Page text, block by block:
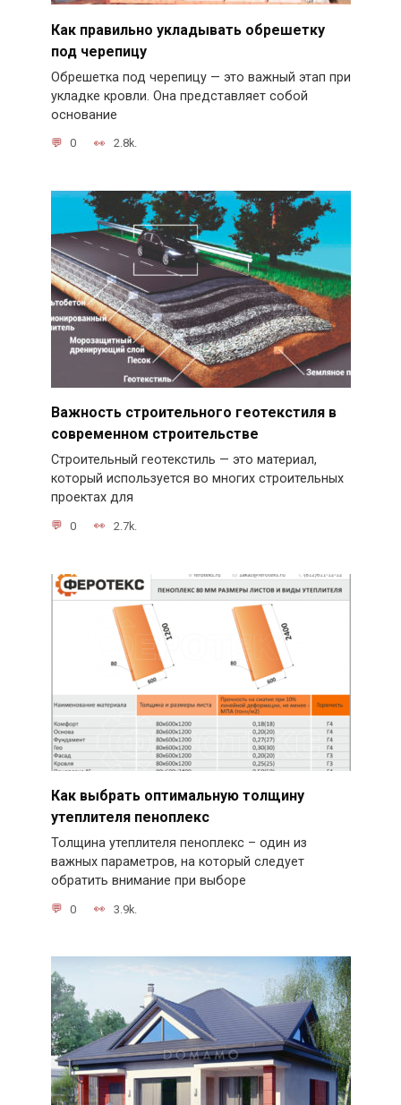
Как правильно укладывать обрешетку
под черепицу
Обрешетка под черепицу — это важный этап при
укладке кровли. Она представляет собой
основание
0 2.8k.
Важность строительного геотекстиля в
современном строительстве
Строительный геотекстиль — это материал,
который используется во многих строительных
проектах для
0 2.7k.
Как выбрать оптимальную толщину
утеплителя пеноплекс
Толщина утеплителя пеноплекс – один из
важных параметров, на который следует
обратить внимание при выборе
0 3.9k.